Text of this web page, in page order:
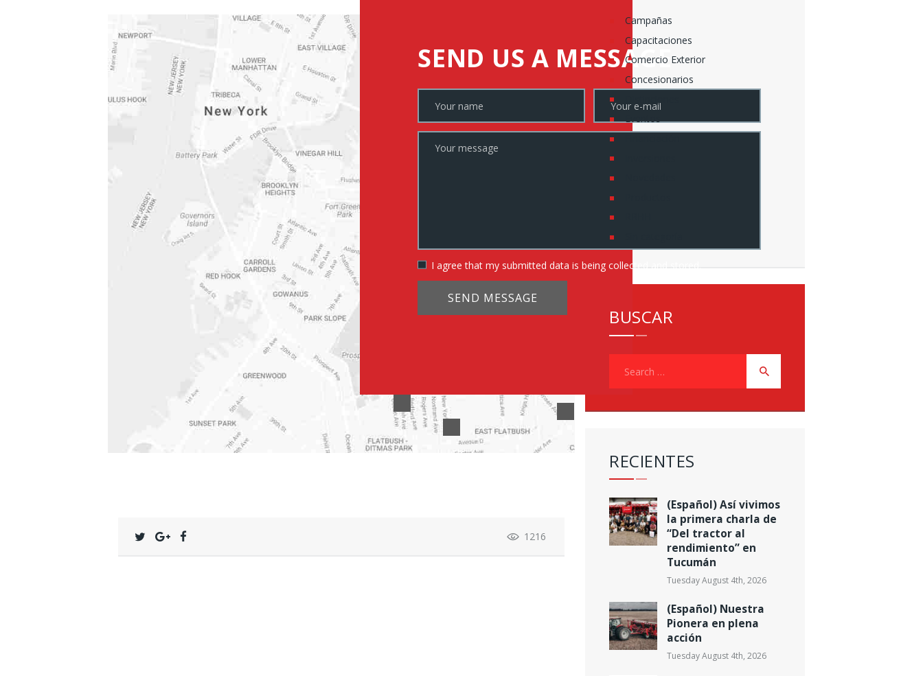
SEND US A MESSAGE
I agree that my submitted data is being collected and stored.
SEND MESSAGE
1216
Campañas
Capacitaciones
Comercio Exterior
Concesionarios
Eventos
BUSCAR
RECIENTES
(Español) Así vivimos
la primera charla de
“Del tractor al
rendimiento” en
Tucumán
Tuesday August 4th, 2026
(Español) Nuestra
Pionera en plena
acción
Tuesday August 4th, 2026